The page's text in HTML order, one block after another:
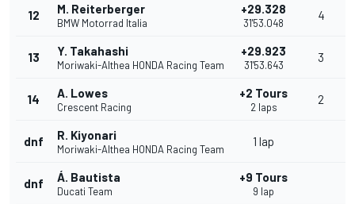
12 M. Reiterberger
BMW Motorrad Italia
+29.328
31'53.048
4
13 Y. Takahashi
Moriwaki-Althea HONDA Racing Team
+29.923
31'53.643
3
14 A. Lowes
Crescent Racing
+2 Tours
2 laps
2
dnf R. Kiyonari
Moriwaki-Althea HONDA Racing Team
1 lap
dnf Á. Bautista
Ducati Team
+9 Tours
9 lap